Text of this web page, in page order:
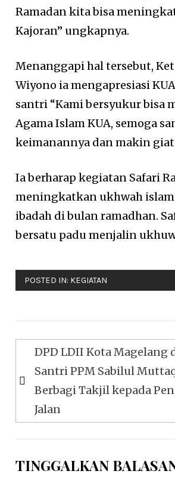
Ramadan kita bisa
Kajoran” ungkapnya.
Menanggapi hal tersebut,
Wiyono ia mengapresiasi
santri “Kami bersyukur bisa
Agama Islam KUA, semoga
keimanannya dan makin
Ia berharap kegiatan Safari
meningkatkan ukhwah
ibadah di bulan ramadhan.
bersatu padu menjalin
POSTED IN: KEGIATAN
Navigasi
pos
DPD LDII Kota Magelang
Santri PPM Sabilul
Berbagi Takjil kepada
Jalan
TINGGALKAN